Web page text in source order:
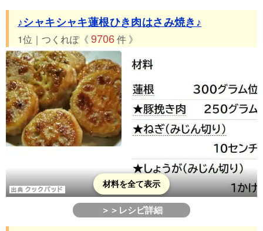
♪シャキシャキ蓮根ひき肉はさみ焼き♪
1位｜つくれぽ《 9706件 》
材料を全て表示
＞＞レシピ詳細